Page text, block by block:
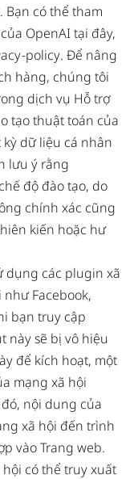
Bạn có thể tham
OpenAI tại đây,
policy. Để nâng
hàng, chúng tôi
dịch vụ Hỗ trợ
tạo thuật toán của
kỳ dữ liệu cá nhân
lưu ý rằng
độ đào tạo, do
chính xác cũng
kiến hoặc hư
dụng các plugin xã
như Facebook,
bạn truy cập
này sẽ bị vô hiệu
để kích hoạt, một
mạng xã hội
nội dung của
xã hội đến trình
vào Trang web.
có thể truy xuất